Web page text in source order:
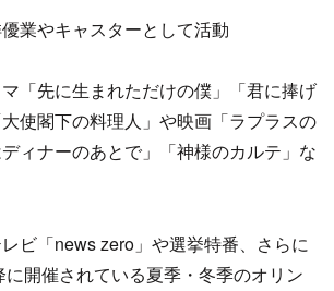
業やキャスターとして活動
「先に生まれただけの僕」「君に捧げ
使閣下の料理人」や映画「ラプラスの
ィナーのあとで」「神様のカルテ」な
ビ「news zero」や選挙特番、さらに
開催されている夏季・冬季のオリン